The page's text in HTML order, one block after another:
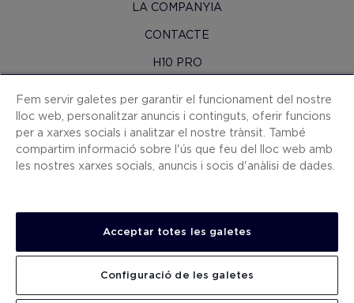
LA COMPANYIA
CONTACTE
H10 PRO
MAPA WEB
CONDICIONS CONTRACTACIÓ
COOKIES
AVÍS LEGAL
CANAL DE DENÚNCIES
TREBALLA AMB NOSALTRES
Fem servir galetes per garantir el funcionament del nostre
lloc web, personalitzar anuncis i continguts, oferir funcions
per a xarxes socials i analitzar el nostre trànsit. També
compartim informació sobre l'ús que feu del lloc web amb
les nostres xarxes socials, anuncis i socis d'anàlisi de dades.
Acceptar totes les galetes
Configuració de les galetes